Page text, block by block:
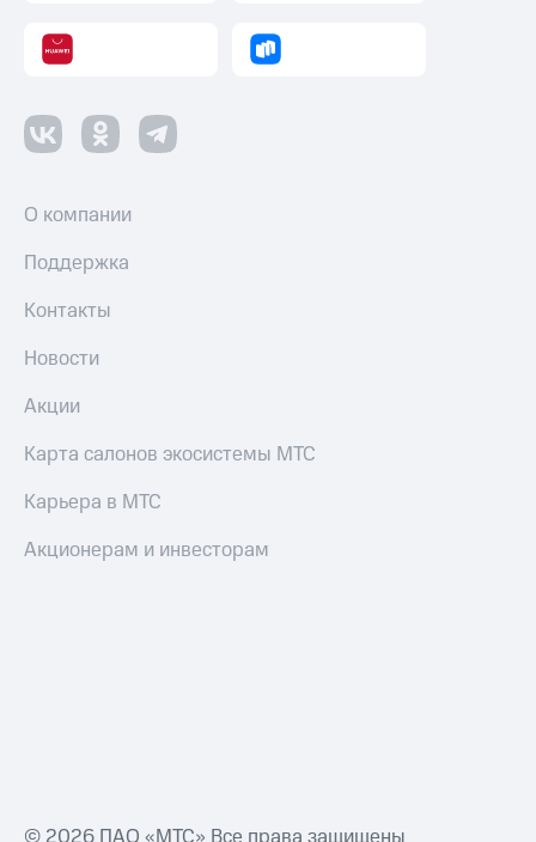
О компании
Поддержка
Контакты
Новости
Акции
Карта салонов экосистемы МТС
Карьера в МТС
Акционерам и инвесторам